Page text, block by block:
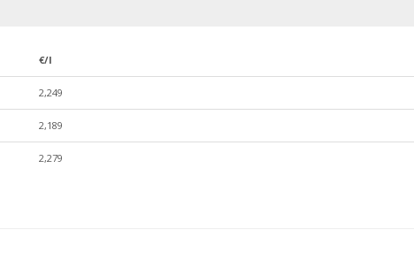
€/l
2,249
2,189
2,279